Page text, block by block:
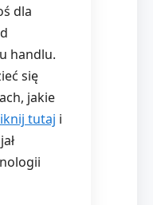
dla
handlu.
się
jakie
tutaj i